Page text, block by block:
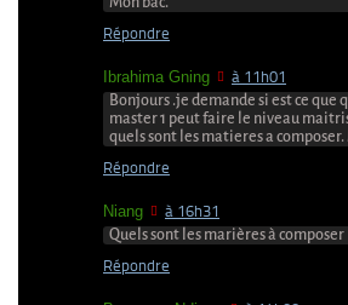
Répondre
Ibrahima Gning à 11h01
Bonjours .je demande si est ce que
master 1 peut faire le niveau
quels sont les matieres a composer.
Répondre
Niang à 16h31
Quels sont les marières à composer
Répondre